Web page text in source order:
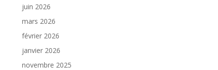
juin 2026
mars 2026
février 2026
janvier 2026
novembre 2025